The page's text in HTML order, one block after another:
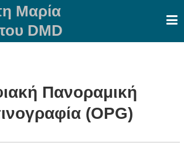
Μαρία
DMD
Πανοραμική
(OPG)